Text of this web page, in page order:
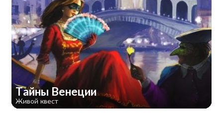
Тайны Венеции
Живой квест